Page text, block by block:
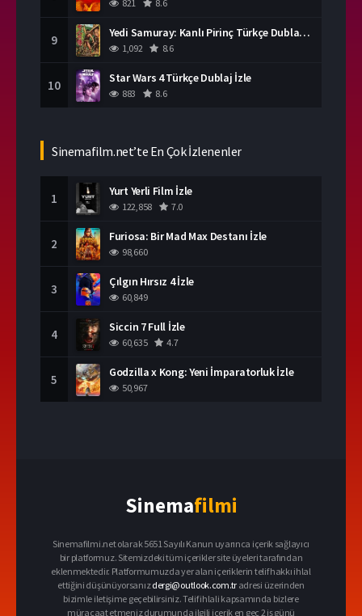
821 8.6
9 Yedi Samuray: Kanlı Pirinç Türkçe Dublaj İzle
1,092 8.6
10 Star Wars 4 Türkçe Dublaj İzle
883 8.6
Sinemafilm.net’te En Çok İzlenenler
1 Yurt Yerli Film İzle
122,858 7.0
2 Furiosa: Bir Mad Max Destanı İzle
98,660
3 Çılgın Hırsız 4 İzle
60,849
4 Siccin 7 Full İzle
60,635 4.7
5 Godzilla x Kong: Yeni İmparatorluk İzle
50,967
Sinemafilmi
Sinemafilmi.net olarak 5651 Sayılı Kanun uyarınca içerik sağlayıcı
bir platformuz. Sitemizdeki tüm içerikler site üyeleri tarafından
eklenmektedir. Platformumuzda yer alan içeriklerin telif hakkı ihlal
ettiğini düşünüyorsanızdergi@outlook.com.tr adresi üzerinden
bizimle iletişime geçebilirsiniz. Telif ihlali kapsamında bizlere
müracaat etmeniz durumunda ilgili içerik en geç 2 iş günü